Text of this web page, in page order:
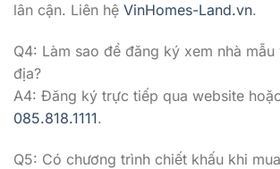
lân cận. Liên hệ VinHomes-Land.vn.
Q4: Làm sao để đăng ký xem nhà
địa?
A4: Đăng ký trực tiếp qua website
085.818.1111.
Q5: Có chương trình chiết khấu khi